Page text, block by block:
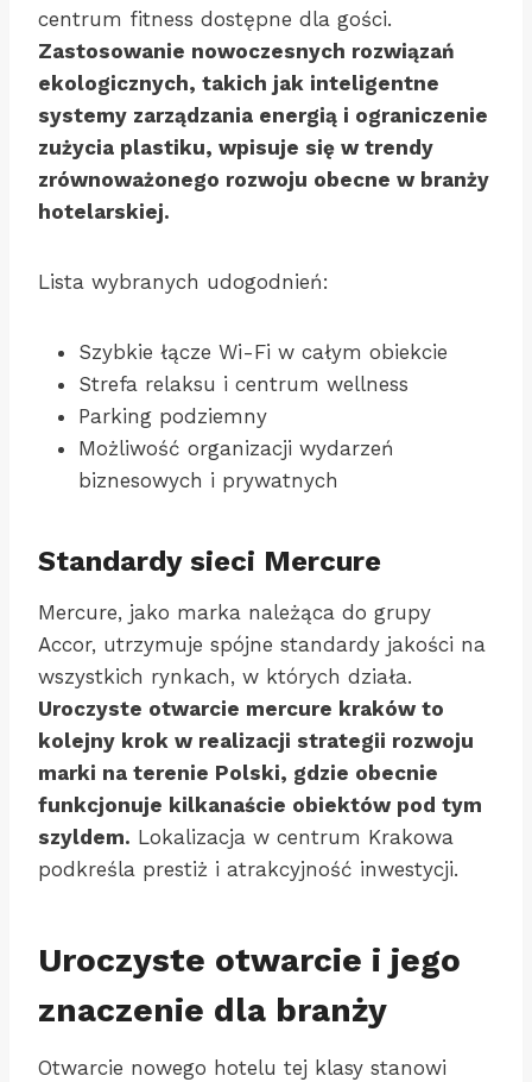
centrum fitness dostępne dla gości.
Zastosowanie nowoczesnych rozwiązań
ekologicznych, takich jak inteligentne
systemy zarządzania energią i ograniczenie
zużycia plastiku, wpisuje się w trendy
zrównoważonego rozwoju obecne w branży
hotelarskiej.
Lista wybranych udogodnień:
Szybkie łącze Wi-Fi w całym obiekcie
Strefa relaksu i centrum wellness
Parking podziemny
Możliwość organizacji wydarzeń
biznesowych i prywatnych
Standardy sieci Mercure
Mercure, jako marka należąca do grupy
Accor, utrzymuje spójne standardy jakości na
wszystkich rynkach, w których działa.
Uroczyste otwarcie mercure kraków to
kolejny krok w realizacji strategii rozwoju
marki na terenie Polski, gdzie obecnie
funkcjonuje kilkanaście obiektów pod tym
szyldem. Lokalizacja w centrum Krakowa
podkreśla prestiż i atrakcyjność inwestycji.
Uroczyste otwarcie i jego
znaczenie dla branży
Otwarcie nowego hotelu tej klasy stanowi